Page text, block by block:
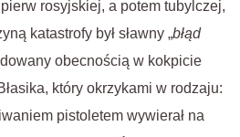
rosyjskiej, a potem tubylczej,
katastrofy był sławny „błąd
obecnością w kokpicie
który okrzykami w rodzaju:
pistoletem wywierał na